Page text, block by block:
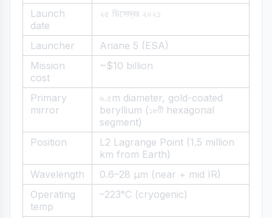
Launch
date
২৫ ডিসেম্বর ২০২১
Launcher
Ariane 5 (ESA)
Mission
cost
~$10 billion
Primary
mirror
৬.৫m diameter, gold-coated
beryllium (১৮টি hexagonal
segment)
Position
L2 Lagrange Point (1.5 million
km from Earth)
Wavelength
0.6–28 µm (near + mid IR)
Operating
temp
–223°C (cryogenic)